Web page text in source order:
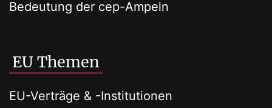
Bedeutung der cep-Ampeln
EU Themen
EU-Verträge & -Institutionen